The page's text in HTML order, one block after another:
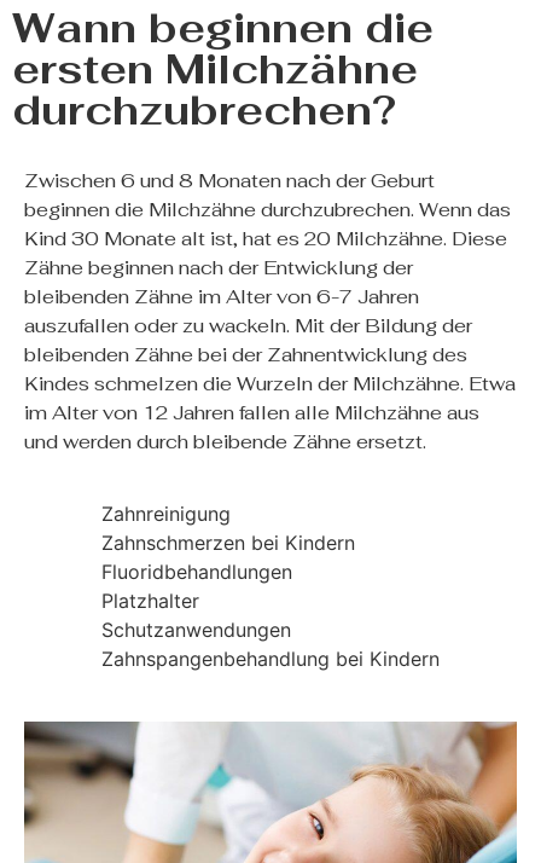
Wann beginnen die
ersten Milchzähne
durchzubrechen?
Zwischen 6 und 8 Monaten nach der Geburt
beginnen die Milchzähne durchzubrechen. Wenn das
Kind 30 Monate alt ist, hat es 20 Milchzähne. Diese
Zähne beginnen nach der Entwicklung der
bleibenden Zähne im Alter von 6-7 Jahren
auszufallen oder zu wackeln. Mit der Bildung der
bleibenden Zähne bei der Zahnentwicklung des
Kindes schmelzen die Wurzeln der Milchzähne. Etwa
im Alter von 12 Jahren fallen alle Milchzähne aus
und werden durch bleibende Zähne ersetzt.
Zahnreinigung
Zahnschmerzen bei Kindern
Fluoridbehandlungen
Platzhalter
Schutzanwendungen
Zahnspangenbehandlung bei Kindern